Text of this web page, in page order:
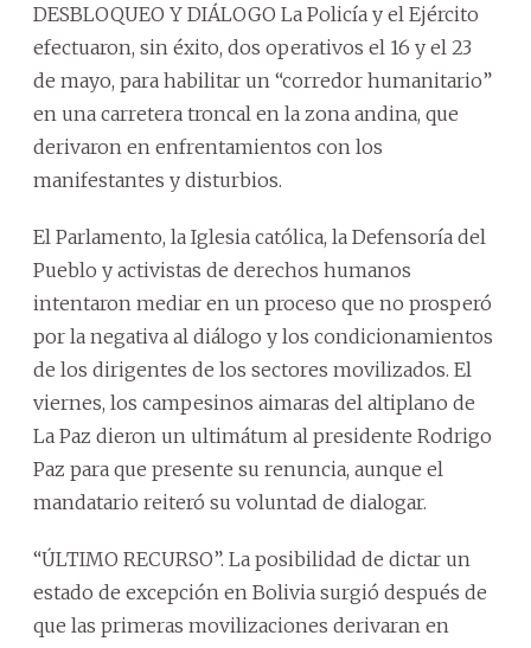
DESBLOQUEO Y DIÁLOGO La Policía y el Ejército
efectuaron, sin éxito, dos operativos el 16 y el 23
de mayo, para habilitar un “corredor humanitario”
en una carretera troncal en la zona andina, que
derivaron en enfrentamientos con los
manifestantes y disturbios.
El Parlamento, la Iglesia católica, la Defensoría del
Pueblo y activistas de derechos humanos
intentaron mediar en un proceso que no prosperó
por la negativa al diálogo y los condicionamientos
de los dirigentes de los sectores movilizados. El
viernes, los campesinos aimaras del altiplano de
La Paz dieron un ultimátum al presidente Rodrigo
Paz para que presente su renuncia, aunque el
mandatario reiteró su voluntad de dialogar.
“ÚLTIMO RECURSO”. La posibilidad de dictar un
estado de excepción en Bolivia surgió después de
que las primeras movilizaciones derivaran en